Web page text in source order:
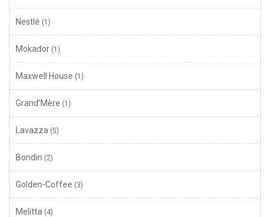
Nestlé (1)
Mokador (1)
Maxwell House (1)
Grand’Mère (1)
Lavazza (5)
Bondin (2)
Golden-Coffee (3)
Melitta (4)